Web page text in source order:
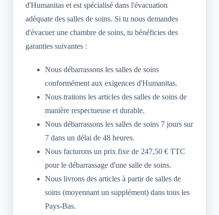
d'Humanitas et est spécialisé dans l'évacuation
adéquate des salles de soins. Si tu nous demandes
d'évacuer une chambre de soins, tu bénéficies des
garanties suivantes :
Nous débarrassons les salles de soins
conformément aux exigences d'Humanitas.
Nous traitons les articles des salles de soins de
manière respectueuse et durable.
Nous débarrassons les salles de soins 7 jours sur
7 dans un délai de 48 heures.
Nous facturons un prix fixe de 247,50 € TTC
pour le débarrassage d'une salle de soins.
Nous livrons des articles à partir de salles de
soins (moyennant un supplément) dans tous les
Pays-Bas.